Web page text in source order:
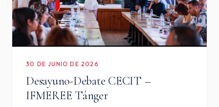
30 DE JUNIO DE 2026
Desayuno-Debate CECIT –
IFMEREE Tánger